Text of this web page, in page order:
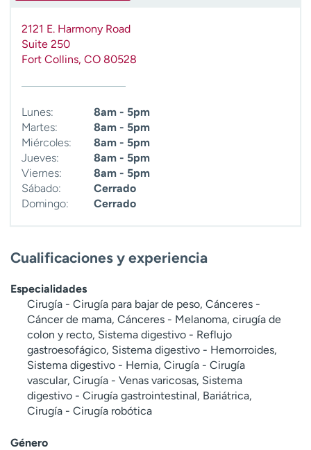
2121 E. Harmony Road
Suite 250
Fort Collins, CO 80528
Lunes:
8am - 5pm
Martes:
8am - 5pm
Miércoles:
8am - 5pm
Jueves:
8am - 5pm
Viernes:
8am - 5pm
Sábado:
Cerrado
Domingo:
Cerrado
Cualificaciones y experiencia
Especialidades
Cirugía - Cirugía para bajar de peso, Cánceres -
Cáncer de mama, Cánceres - Melanoma, cirugía de
colon y recto, Sistema digestivo - Reflujo
gastroesofágico, Sistema digestivo - Hemorroides,
Sistema digestivo - Hernia, Cirugía - Cirugía
vascular, Cirugía - Venas varicosas, Sistema
digestivo - Cirugía gastrointestinal, Bariátrica,
Cirugía - Cirugía robótica
Género